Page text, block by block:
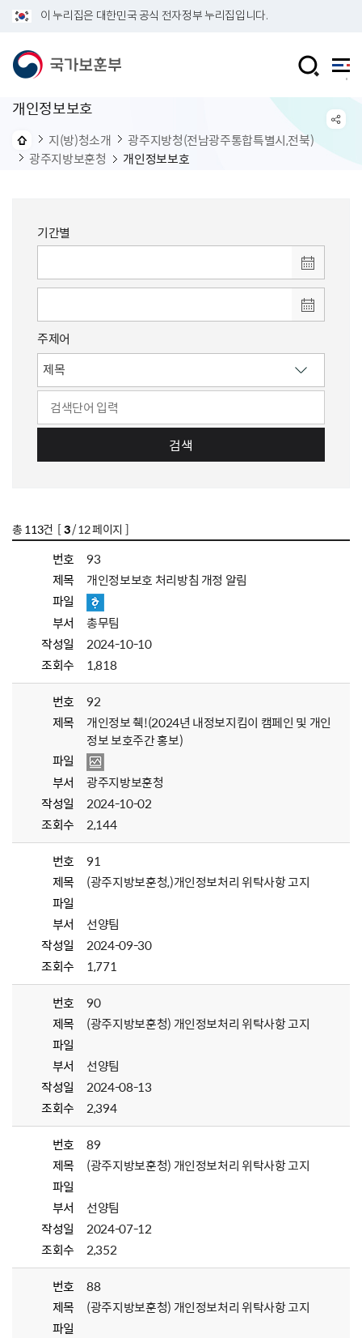
이 누리집은 대한민국 공식 전자정부 누리집입니다.
개인정보보호
지(방)청소개
광주지방청(전남광주통합특별시,전북)
광주지방보훈청
개인정보보호
기간별
주제어
검색
총 113건 [3/ 12 페이지 ]
번호
93
제목
개인정보보호 처리방침 개정 알림
파일
부서
총무팀
작성일
2024-10-10
조회수
1,818
번호
92
제목
개인정보 췍!(2024년 내정보지킴이 캠페인 및 개인
정보 보호주간 홍보)
파일
부서
광주지방보훈청
작성일
2024-10-02
조회수
2,144
번호
91
제목
(광주지방보훈청,)개인정보처리 위탁사항 고지
파일
부서
선양팀
작성일
2024-09-30
조회수
1,771
번호
90
제목
(광주지방보훈청) 개인정보처리 위탁사항 고지
파일
부서
선양팀
작성일
2024-08-13
조회수
2,394
번호
89
제목
(광주지방보훈청) 개인정보처리 위탁사항 고지
파일
부서
선양팀
작성일
2024-07-12
조회수
2,352
번호
88
제목
(광주지방보훈청) 개인정보처리 위탁사항 고지
파일